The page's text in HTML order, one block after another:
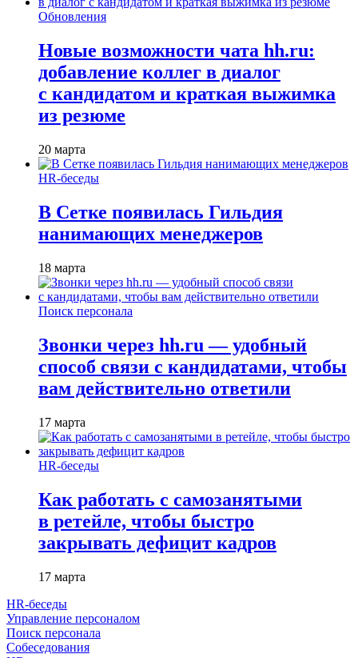
Обновления
Новые возможности чата hh.ru:
добавление коллег в диалог
с кандидатом и краткая выжимка
из резюме
20 марта
HR-беседы
В Сетке появилась Гильдия
нанимающих менеджеров
18 марта
Поиск персонала
Звонки через hh.ru — удобный
способ связи с кандидатами, чтобы
вам действительно ответили
17 марта
HR-беседы
Как работать с самозанятыми
в ретейле, чтобы быстро
закрывать дефицит кадров
17 марта
HR-беседы
Управление персоналом
Поиск персонала
Собеседования